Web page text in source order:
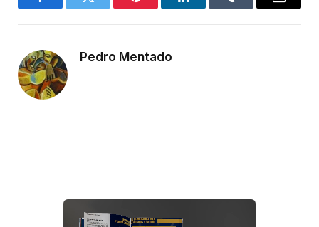
FacebookTwitter Pinterest LinkedInTumblr Email
Pedro Mentado